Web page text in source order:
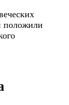
положили